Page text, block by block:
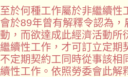
至於何種工作屬於非繼續性
會於89年曾有解釋令認為
動，而欲達成此經濟活動所
繼續性工作，才可訂立定期
不定期契約工同時從事該相
續性工作。依照勞委會此解